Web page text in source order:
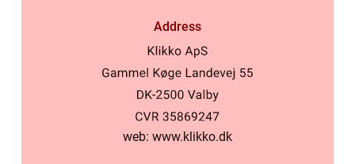
Address
web: www.klikko.dk